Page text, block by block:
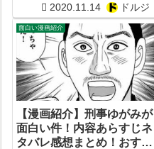
ない10の理由とは？
2020.11.14 ドルジ
面白い漫画紹介
【漫画紹介】刑事ゆがみが
面白い件！内容あらすじネ
タバレ感想まとめ！おすす